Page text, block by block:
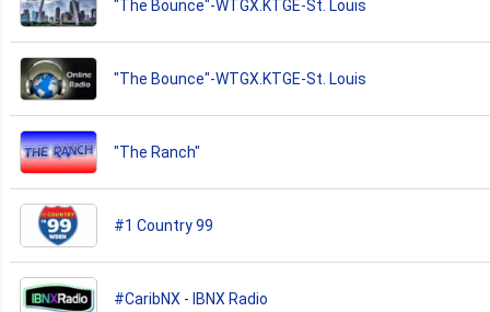
"The Bounce"-WTGX.KTGE-St. Louis
"The Bounce"-WTGX.KTGE-St. Louis
"The Ranch"
#1 Country 99
#CaribNX - IBNX Radio